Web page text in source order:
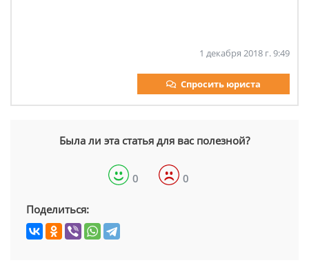
1 декабря 2018 г. 9:49
Спросить юриста
Была ли эта статья для вас полезной?
0 0
Поделиться: